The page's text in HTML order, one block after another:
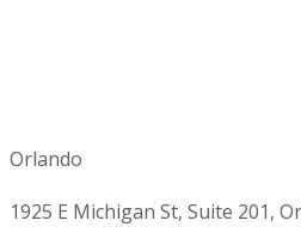
Orlando
1925 E Michigan St, Suite 201,